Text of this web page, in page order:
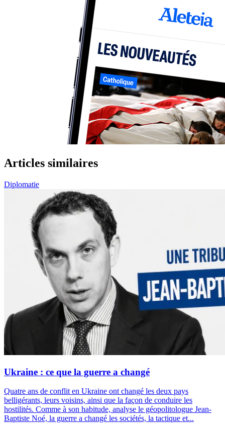
Articles similaires
Diplomatie
Ukraine : ce que la guerre a changé
Quatre ans de conflit en Ukraine ont changé les deux pays
belligérants, leurs voisins, ainsi que la façon de conduire les
hostilités. Comme à son habitude, analyse le géopolitologue Jean-
Baptiste Noé, la guerre a changé les sociétés, la tactique et...